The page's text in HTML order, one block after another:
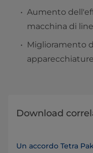
Aumento
macchina di
Miglioramento
apparecchiature
Download
Un accordo Tetra